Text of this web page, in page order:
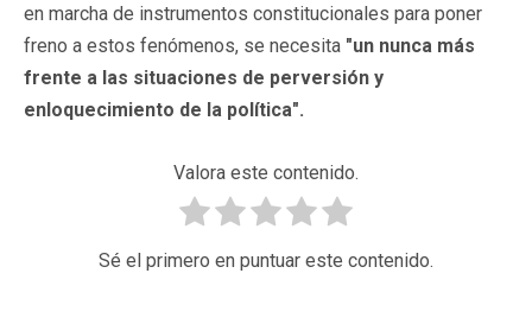
en marcha de instrumentos constitucionales para poner
freno a estos fenómenos, se necesita "un nunca más
frente a las situaciones de perversión y
enloquecimiento de la política".
Valora este contenido.
Sé el primero en puntuar este contenido.